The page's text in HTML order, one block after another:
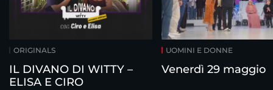
ORIGINALS
IL DIVANO DI WITTY –
ELISA E CIRO
UOMINI E DONNE
Venerdì 29 maggio